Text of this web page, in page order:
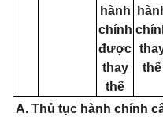
hành
chính
được
thay
thế
thế
A. Thủ tục hành chính